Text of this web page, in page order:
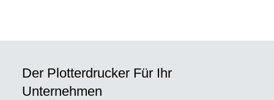
Der Plotterdrucker Für Ihr
Unternehmen